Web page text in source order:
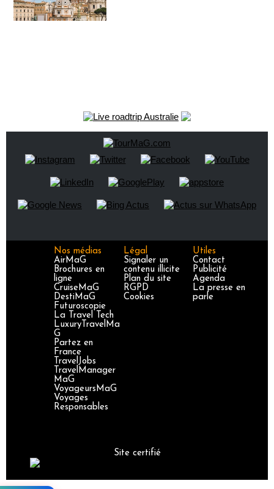
Nos médias
AirMaG
Brochures en
ligne
CruiseMaG
DestiMaG
Futuroscopie
La Travel Tech
LuxuryTravelMa
G
Partez en
France
TravelJobs
TravelManager
MaG
VoyageursMaG
Voyages
Responsables
Légal
Signaler un
contenu illicite
Plan du site
RGPD
Cookies
Utiles
Contact
Publicité
Agenda
La presse en
parle
Site certifié